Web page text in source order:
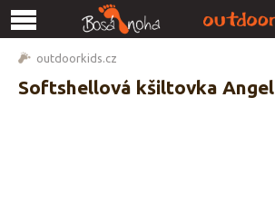
outdoorkids.cz
Softshellová kšiltovka Angel